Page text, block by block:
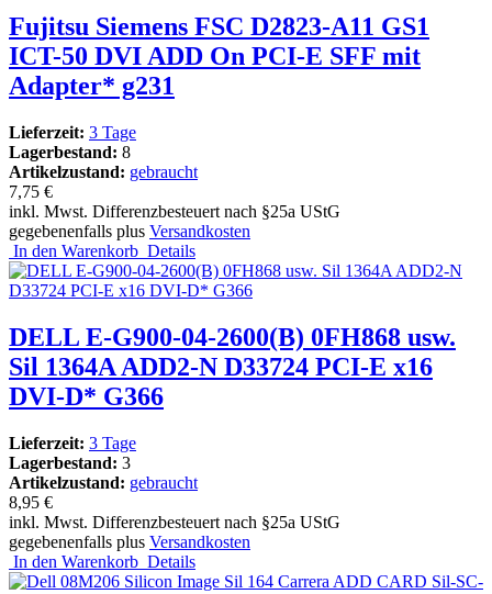
Fujitsu Siemens FSC D2823-A11 GS1
ICT-50 DVI ADD On PCI-E SFF mit
Adapter* g231
Lieferzeit: 3 Tage
Lagerbestand: 8
Artikelzustand: gebraucht
7,75 €
inkl. Mwst. Differenzbesteuert nach §25a UStG
gegebenenfalls plus Versandkosten
In den Warenkorb Details
DELL E-G900-04-2600(B) 0FH868 usw.
Sil 1364A ADD2-N D33724 PCI-E x16
DVI-D* G366
Lieferzeit: 3 Tage
Lagerbestand: 3
Artikelzustand: gebraucht
8,95 €
inkl. Mwst. Differenzbesteuert nach §25a UStG
gegebenenfalls plus Versandkosten
In den Warenkorb Details